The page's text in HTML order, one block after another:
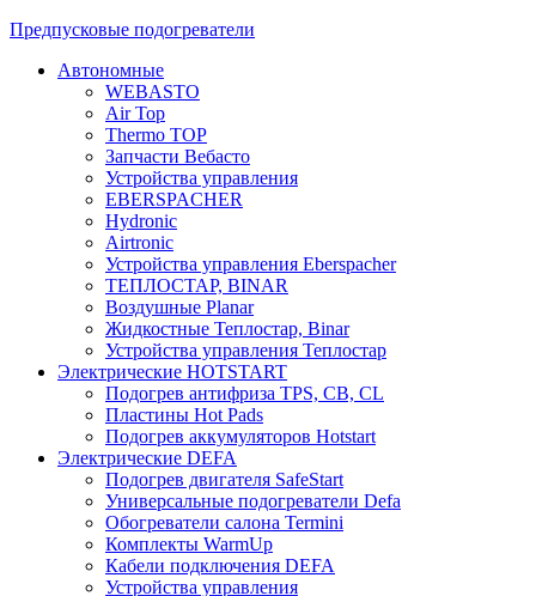
Предпусковые подогреватели
Автономные
WEBASTO
Air Top
Thermo TOP
Запчасти Вебасто
Устройства управления
EBERSPACHER
Hydronic
Airtronic
Устройства управления Eberspacher
ТЕПЛОСТАР, BINAR
Воздушные Planar
Жидкостные Теплостар, Binar
Устройства управления Теплостар
Электрические HOTSTART
Подогрев антифриза TPS, CB, CL
Пластины Hot Pads
Подогрев аккумуляторов Hotstart
Электрические DEFA
Подогрев двигателя SafeStart
Универсальные подогреватели Defa
Обогреватели салона Termini
Комплекты WarmUp
Кабели подключения DEFA
Устройства управления